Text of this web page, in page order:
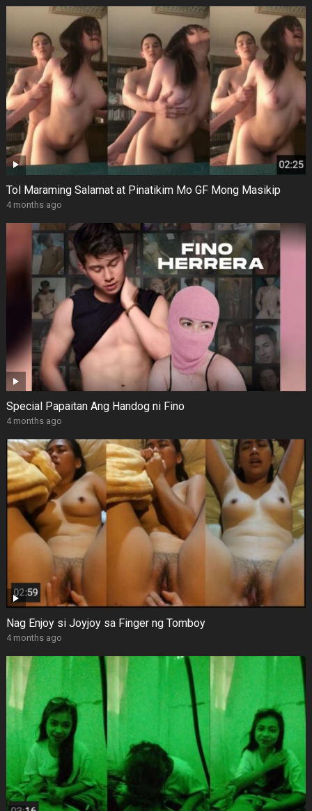
Tol Maraming Salamat at Pinatikim Mo GF Mong Masikip
4 months ago
Special Papaitan Ang Handog ni Fino
4 months ago
Nag Enjoy si Joyjoy sa Finger ng Tomboy
4 months ago